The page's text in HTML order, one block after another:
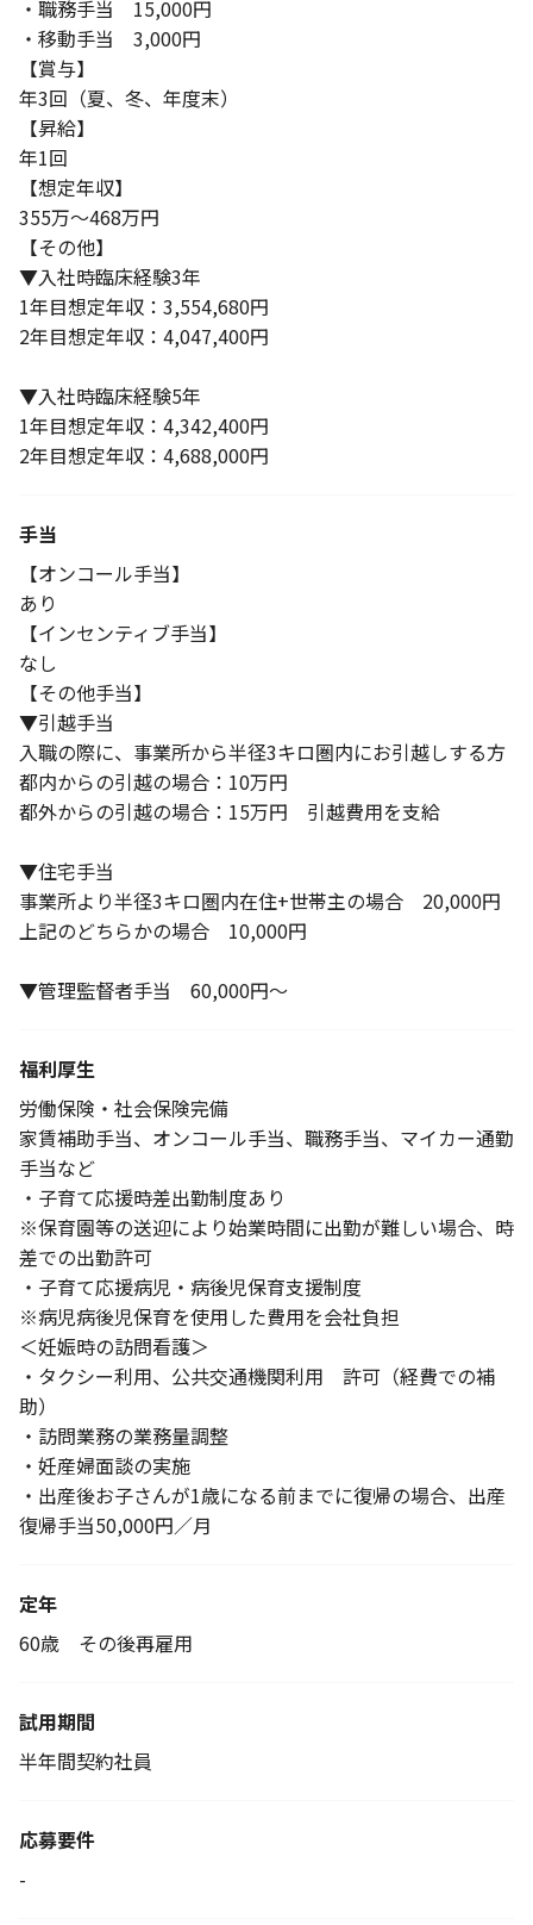
・職務手当 15,000円
・移動手当 3,000円
【賞与】
年3回（夏、冬、年度末）
【昇給】
年1回
【想定年収】
355万～468万円
【その他】
▼入社時臨床経験3年
1年目想定年収：3,554,680円
2年目想定年収：4,047,400円
▼入社時臨床経験5年
1年目想定年収：4,342,400円
2年目想定年収：4,688,000円
手当
【オンコール手当】
あり
【インセンティブ手当】
なし
【その他手当】
▼引越手当
入職の際に、事業所から半径3キロ圏内にお引越しする方
都内からの引越の場合：10万円
都外からの引越の場合：15万円 引越費用を支給
▼住宅手当
事業所より半径3キロ圏内在住+世帯主の場合 20,000円
上記のどちらかの場合 10,000円
▼管理監督者手当 60,000円～
福利厚生
労働保険・社会保険完備
家賃補助手当、オンコール手当、職務手当、マイカー通勤
手当など
・子育て応援時差出勤制度あり
※保育園等の送迎により始業時間に出勤が難しい場合、時
差での出勤許可
・子育て応援病児・病後児保育支援制度
※病児病後児保育を使用した費用を会社負担
＜妊娠時の訪問看護＞
・タクシー利用、公共交通機関利用 許可（経費での補
助）
・訪問業務の業務量調整
・妊産婦面談の実施
・出産後お子さんが1歳になる前までに復帰の場合、出産
復帰手当50,000円／月
定年
60歳 その後再雇用
試用期間
半年間契約社員
応募要件
-